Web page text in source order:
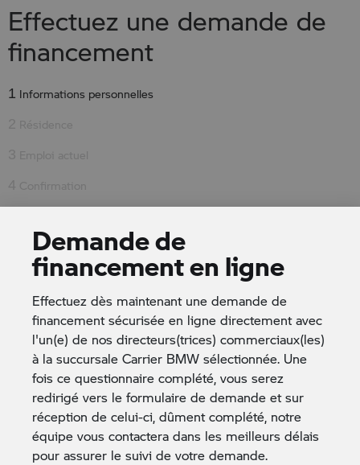
Effectuez une demande de
financement
1 Informations personnelles
À quel magasin souhaitez-vous envoyer votre
demande: *
Pour quel véhicule faites-vous cette demande de
financement (nom du produit ou numéro d'inventaire)?
Nom
Demande de
financement en ligne
Effectuez dès maintenant une demande de
financement sécurisée en ligne directement avec
l'un(e) de nos directeurs(trices) commerciaux(les)
à la succursale Carrier BMW sélectionnée. Une
fois ce questionnaire complété, vous serez
redirigé vers le formulaire de demande et sur
réception de celui-ci, dûment complété, notre
équipe vous contactera dans les meilleurs délais
pour assurer le suivi de votre demande.